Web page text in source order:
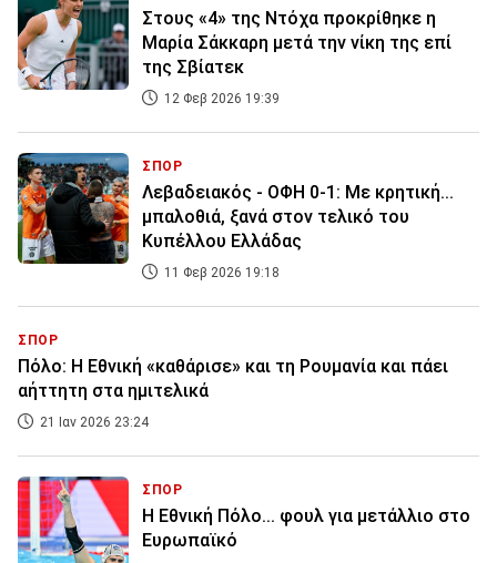
Στους «4» της Ντόχα προκρίθηκε η
Μαρία Σάκκαρη μετά την νίκη της επί
της Σβίατεκ
12 Φεβ 2026 19:39
ΣΠΟΡ
Λεβαδειακός - ΟΦΗ 0-1: Με κρητική...
μπαλοθιά, ξανά στον τελικό του
Κυπέλλου Ελλάδας
11 Φεβ 2026 19:18
ΣΠΟΡ
Πόλο: Η Εθνική «καθάρισε» και τη Ρουμανία και πάει
αήττητη στα ημιτελικά
21 Ιαν 2026 23:24
ΣΠΟΡ
Η Εθνική Πόλο... φουλ για μετάλλιο στο
Ευρωπαϊκό